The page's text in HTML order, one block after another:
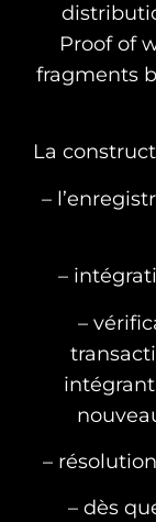
Proof of
fragments
La
–
–
–
–
– dès